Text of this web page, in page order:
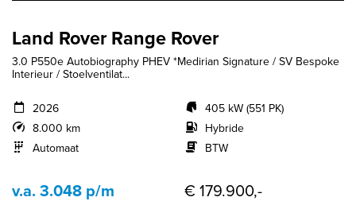
Land Rover Range Rover
3.0 P550e Autobiography PHEV *Medirian Signature / SV Bespoke
Interieur / Stoelventilat...
2026
8.000 km
Automaat
405 kW (551 PK)
Hybride
BTW
v.a. 3.048 p/m € 179.900,-